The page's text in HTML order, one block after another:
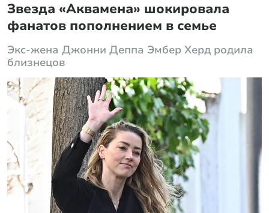
Звезда «Аквамена» шокировала
фанатов пополнением в семье
Экс-жена Джонни Деппа Эмбер Херд родила
близнецов